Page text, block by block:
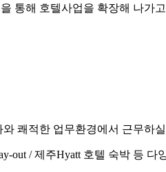
통해 호텔사업을 확장해 나가
쾌적한 업무환경에서 근무하
out / 제주Hyatt 호텔 숙박 등 다